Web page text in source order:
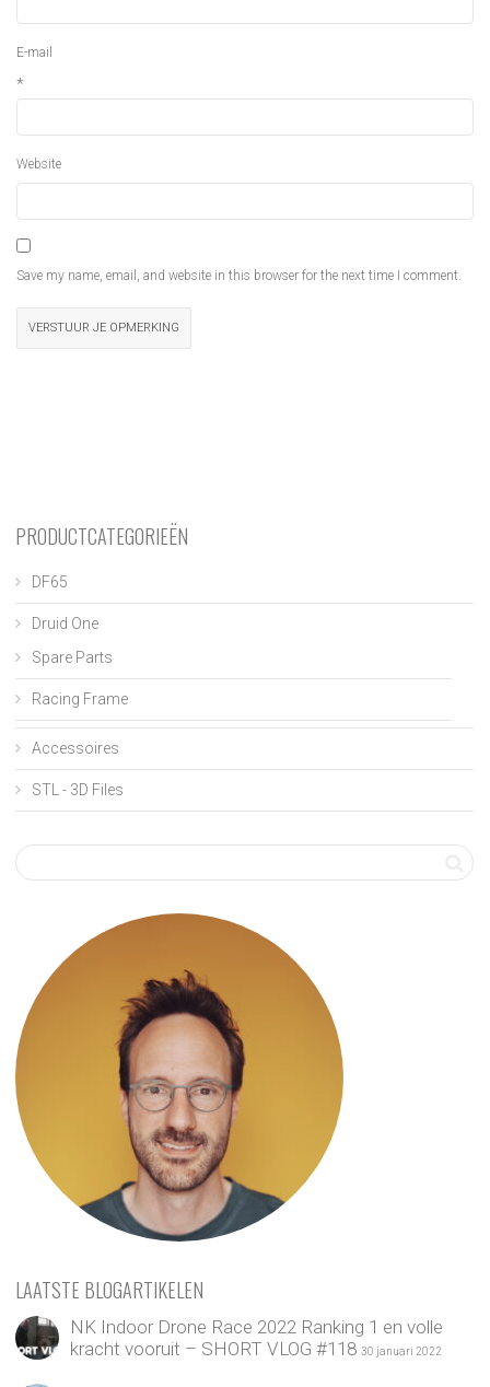
E-mail
*
Website
Save my name, email, and website in this browser for the next time I comment.
PRODUCTCATEGORIEËN
DF65
Druid One
Spare Parts
Racing Frame
Accessoires
STL - 3D Files
LAATSTE BLOGARTIKELEN
NK Indoor Drone Race 2022 Ranking 1 en volle
kracht vooruit – SHORT VLOG #118 30 januari 2022